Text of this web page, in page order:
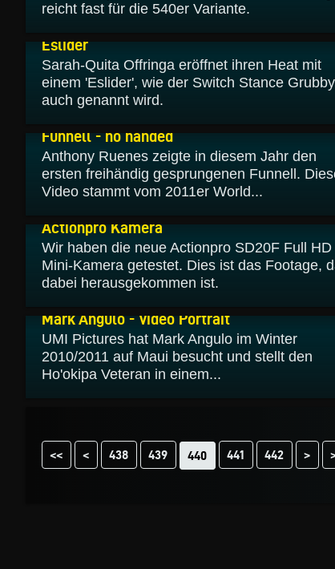
reicht fast für die 540er Variante.
Eslider
Sarah-Quita Offringa eröffnet ihren Heat mit
einem 'Eslider', wie der Switch Stance Grubby
auch genannt wird.
Funnell - no handed
Anthony Ruenes zeigte in diesem Jahr den
ersten freihändig gesprungenen Funnell.
Video stammt vom 2011er World...
Actionpro Kamera
Wir haben die neue Actionpro SD20F Full HD
Mini-Kamera getestet. Dies ist das Footage,
dabei herausgekommen ist.
Mark Angulo - Video Portrait
UMI Pictures hat Mark Angulo im Winter
2010/2011 auf Maui besucht und stellt den
Ho'okipa Veteran in einem...
<< < 438 439 440 441 442 >